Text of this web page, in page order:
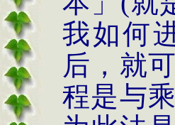
我如何
后，就
程是与